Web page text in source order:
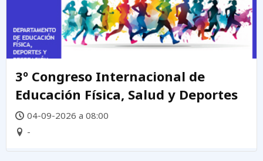
3º Congreso Internacional de
Educación Física, Salud y Deportes
04-09-2026 a 08:00
-